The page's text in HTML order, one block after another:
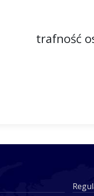
trafność